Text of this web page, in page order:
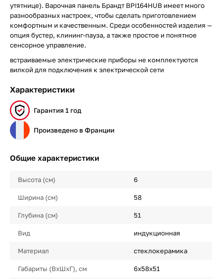
утятнице). Варочная панель Брандт BPI164HUB имеет много
разнообразных настроек, чтобы сделать приготовлением
комфортным и качественным. Среди особенностей изделия —
опция бустер, клининг-пауза, а также простое и понятное
сенсорное управление.
встраиваемые электрические приборы не комплектуются
вилкой для подключения к электрической сети
Характеристики
Гарантия 1 год
Произведено в Франции
Общие характеристики
Высота (см) 6
Ширина (см) 58
Глубина (см) 51
Вид индукционная
Материал стеклокерамика
Габариты (ВхШхГ), см 6x58x51